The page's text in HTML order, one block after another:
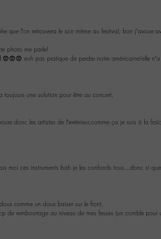
que l’on retrouvera le soir même au festival, bon j’avoue
photo me parle!
😨😨😨 euh pas pratique de perdre notre américaine!elle
toujours une solution pour être au concert,
donc les artistes de l’extérieur,comme ça je suis à la
moi ces instruments bah je les confonds tous…donc si
comme un doux baiser sur le front,
rembourrage au niveau de mes fesses (un comble pour